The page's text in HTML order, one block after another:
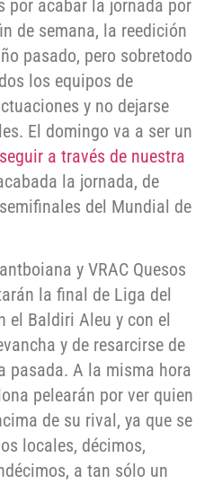
por acabar la jornada por
de semana, la reedición
pasado, pero sobretodo
los equipos de
y no dejarse
El domingo va a ser un
a través de nuestra
la jornada, de
del Mundial de
y VRAC Quesos
la final de Liga del
el Baldiri Aleu y con el
y de resarcirse de
pasada. A la misma hora
pelearán por ver quien
de su rival, ya que se
locales, décimos,
a tan sólo un